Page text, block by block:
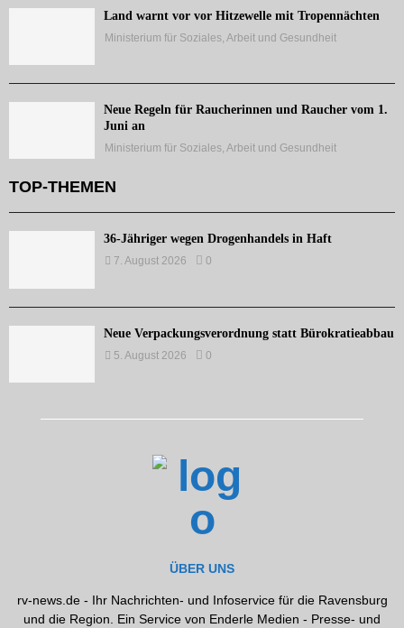
Land warnt vor vor Hitzewelle mit Tropennächten
Ministerium für Soziales, Arbeit und Gesundheit
Neue Regeln für Raucherinnen und Raucher vom 1.
Juni an
Ministerium für Soziales, Arbeit und Gesundheit
TOP-THEMEN
36-Jähriger wegen Drogenhandels in Haft
7. August 2026 0
Neue Verpackungsverordnung statt Bürokratieabbau
5. August 2026 0
ÜBER UNS
rv-news.de - Ihr Nachrichten- und Infoservice für die Ravensburg
und die Region. Ein Service von Enderle Medien - Presse- und